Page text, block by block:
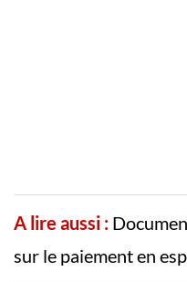
A lire aussi :
sur le paiement en